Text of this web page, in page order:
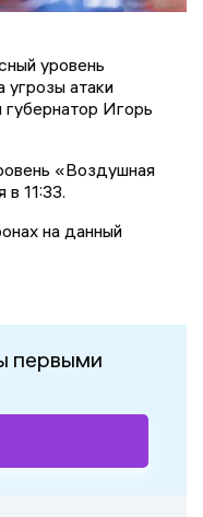
уровень
угрозы атаки
Игорь
«Воздушная
в 11:33.
на данный
первыми